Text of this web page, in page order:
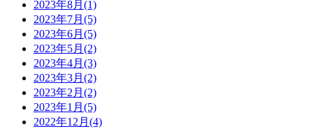
2023年8月(1)
2023年7月(5)
2023年6月(5)
2023年5月(2)
2023年4月(3)
2023年3月(2)
2023年2月(2)
2023年1月(5)
2022年12月(4)